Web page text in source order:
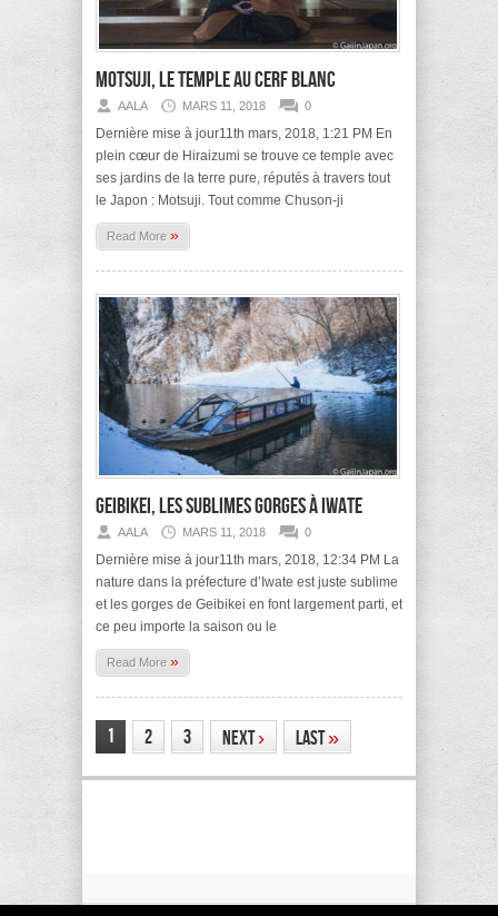
Motsuji, le temple au cerf blanc
AALA MARS 11, 2018 0
Dernière mise à jour11th mars, 2018, 1:21 PM En
plein cœur de Hiraizumi se trouve ce temple avec
ses jardins de la terre pure, réputés à travers tout
le Japon : Motsuji. Tout comme Chuson-ji
Read More »
Geibikei, les sublimes gorges à Iwate
AALA MARS 11, 2018 0
Dernière mise à jour11th mars, 2018, 12:34 PM La
nature dans la préfecture d’Iwate est juste sublime
et les gorges de Geibikei en font largement parti, et
ce peu importe la saison ou le
Read More »
1 2 3 Next› Last»